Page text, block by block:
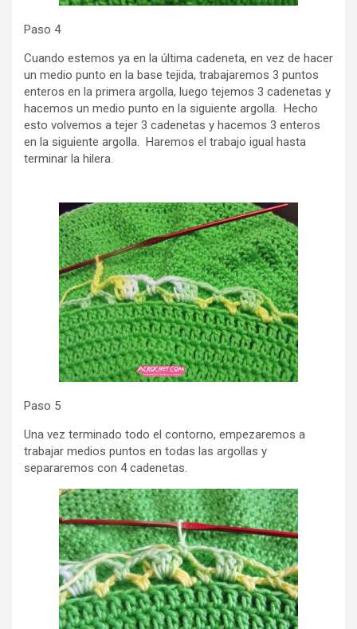
Paso 4
Cuando estemos ya en la última cadeneta, en vez de hacer
un medio punto en la base tejida, trabajaremos 3 puntos
enteros en la primera argolla, luego tejemos 3 cadenetas y
hacemos un medio punto en la siguiente argolla. Hecho
esto volvemos a tejer 3 cadenetas y hacemos 3 enteros
en la siguiente argolla. Haremos el trabajo igual hasta
terminar la hilera.
Paso 5
Una vez terminado todo el contorno, empezaremos a
trabajar medios puntos en todas las argollas y
separaremos con 4 cadenetas.